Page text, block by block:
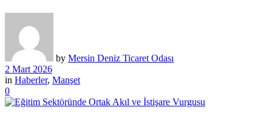
by Mersin Deniz Ticaret Odası
2 Mart 2026
in Haberler, Manşet
0